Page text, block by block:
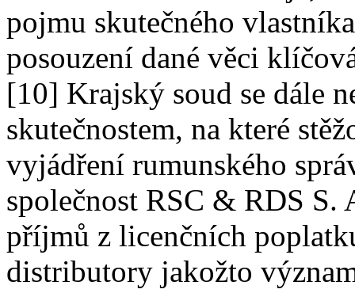
pojmu skutečného
posouzení dané věci
[10] Krajský soud se dále
skutečnostem, na které
vyjádření rumunského
společnost RSC & RDS S.
příjmů z licenčních
distributory jakožto